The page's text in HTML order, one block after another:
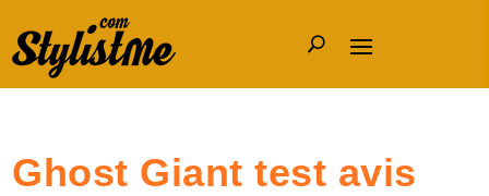
Ghost Giant test avis